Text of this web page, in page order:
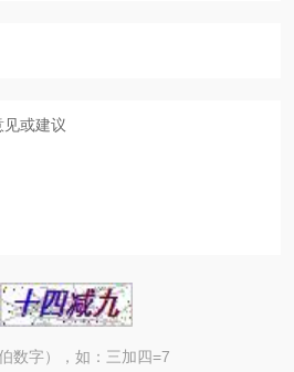
数字），如：三加四=7